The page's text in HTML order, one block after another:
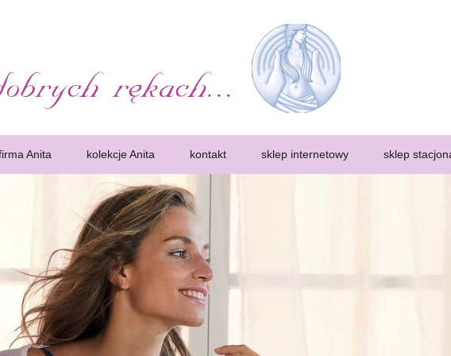
Bielizna, protezy
Wczesne wykrycie choroby pozwoli zdecydowanie zwiększa szansę na przeżycie
które przeszły mastektomię, zwane często amazonkami, potrzebują specyficznej
Anita kolekcje Anita kontakt sklep internetowy sklep